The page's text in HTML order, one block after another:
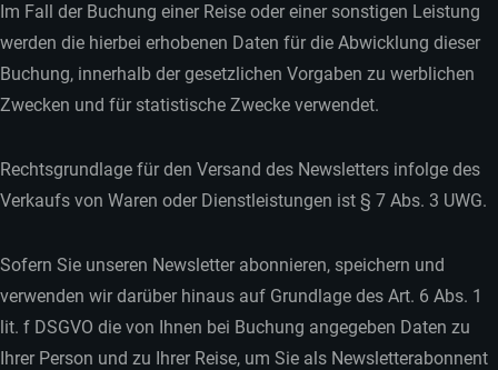
Im Fall der Buchung einer Reise oder einer sonstigen Leistung
werden die hierbei erhobenen Daten für die Abwicklung dieser
Buchung, innerhalb der gesetzlichen Vorgaben zu werblichen
Zwecken und für statistische Zwecke verwendet.
Rechtsgrundlage für den Versand des Newsletters infolge des
Verkaufs von Waren oder Dienstleistungen ist § 7 Abs. 3 UWG.
Sofern Sie unseren Newsletter abonnieren, speichern und
verwenden wir darüber hinaus auf Grundlage des Art. 6 Abs. 1
lit. f DSGVO die von Ihnen bei Buchung angegeben Daten zu
Ihrer Person und zu Ihrer Reise, um Sie als Newsletterabonnent